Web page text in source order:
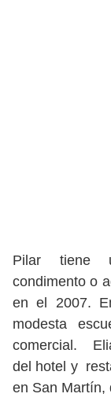
Pilar tiene
condimento o
en el 2007.
modesta
comercial.
del hotel y
en San Martín,